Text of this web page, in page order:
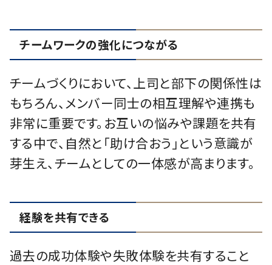
チームワークの強化につながる
チームづくりにおいて、上司と部下の関係性は
もちろん、メンバー同士の相互理解や連携も
非常に重要です。お互いの悩みや課題を共有
する中で、自然と「助け合おう」という意識が
芽生え、チームとしての一体感が高まります。
経験を共有できる
過去の成功体験や失敗体験を共有すること